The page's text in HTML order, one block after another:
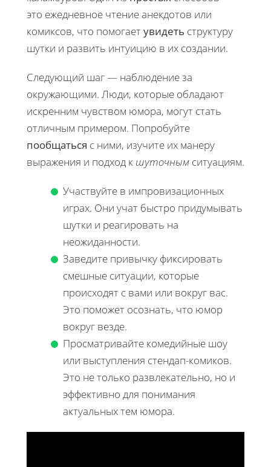
это ежедневное чтение анекдотов или
комиксов, что помогаетувидеть структуру
шутки и развить интуицию в их создании.
Следующий шаг — наблюдение за
окружающими. Люди, которые обладают
искренним чувством юмора, могут стать
отличным примером. Попробуйте
пообщаться с ними, изучите их манеру
выражения и подход к шуточным ситуациям.
Участвуйте в импровизационных
играх. Они учат быстро придумывать
шутки и реагировать на
неожиданности.
Заведите привычку фиксировать
смешные ситуации, которые
происходят с вами или вокруг вас.
Это поможет осознать, что юмор
вокруг везде.
Просматривайте комедийные шоу
или выступления стендап-комиков.
Это не только развлекательно, но и
эффективно для понимания
актуальных тем юмора.